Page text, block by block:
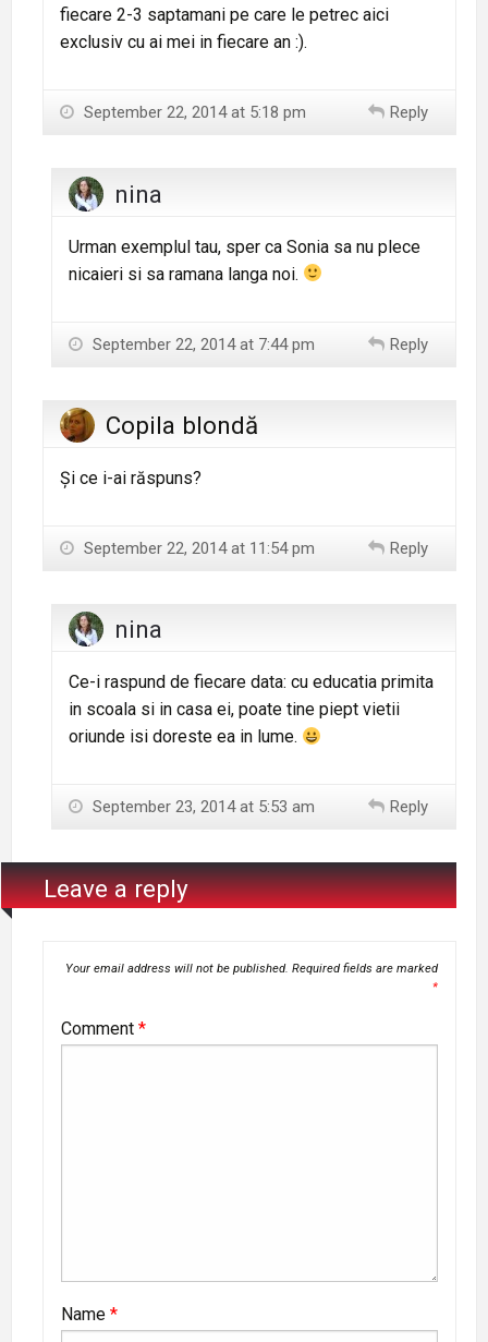
fiecare 2-3 saptamani pe care le petrec aici
exclusiv cu ai mei in fiecare an :).
September 22, 2014 at 5:18 pm Reply
nina
Urman exemplul tau, sper ca Sonia sa nu plece
nicaieri si sa ramana langa noi.
September 22, 2014 at 7:44 pm Reply
Copila blondă
Și ce i-ai răspuns?
September 22, 2014 at 11:54 pm Reply
nina
Ce-i raspund de fiecare data: cu educatia primita
in scoala si in casa ei, poate tine piept vietii
oriunde isi doreste ea in lume.
September 23, 2014 at 5:53 am Reply
Leave a reply
Your email address will not be published. Required fields are marked
*
Comment *
Name *